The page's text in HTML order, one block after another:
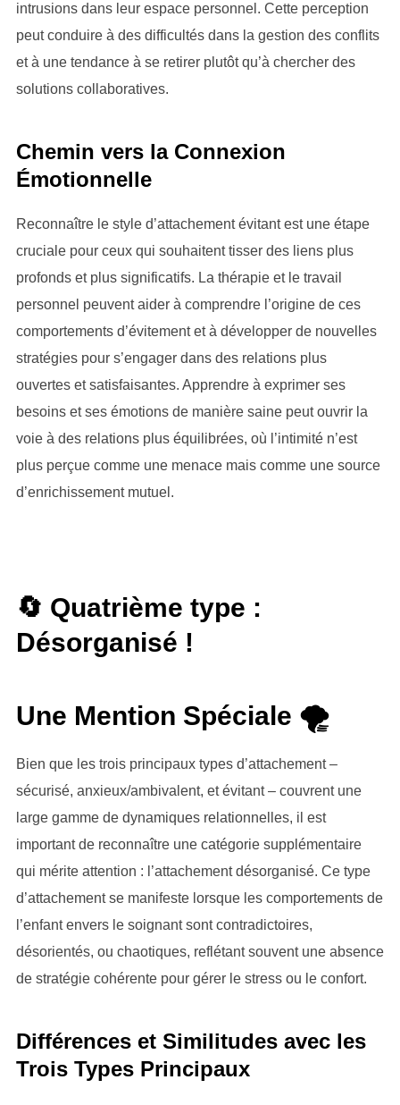
intrusions dans leur espace personnel. Cette perception
peut conduire à des difficultés dans la gestion des conflits
et à une tendance à se retirer plutôt qu’à chercher des
solutions collaboratives.
Chemin vers la Connexion
Émotionnelle
Reconnaître le style d’attachement évitant est une étape
cruciale pour ceux qui souhaitent tisser des liens plus
profonds et plus significatifs. La thérapie et le travail
personnel peuvent aider à comprendre l’origine de ces
comportements d’évitement et à développer de nouvelles
stratégies pour s’engager dans des relations plus
ouvertes et satisfaisantes. Apprendre à exprimer ses
besoins et ses émotions de manière saine peut ouvrir la
voie à des relations plus équilibrées, où l’intimité n’est
plus perçue comme une menace mais comme une source
d’enrichissement mutuel.
🔄 Quatrième type :
Désorganisé !
Une Mention Spéciale 🌪️
Bien que les trois principaux types d’attachement –
sécurisé, anxieux/ambivalent, et évitant – couvrent une
large gamme de dynamiques relationnelles, il est
important de reconnaître une catégorie supplémentaire
qui mérite attention : l’attachement désorganisé. Ce type
d’attachement se manifeste lorsque les comportements de
l’enfant envers le soignant sont contradictoires,
désorientés, ou chaotiques, reflétant souvent une absence
de stratégie cohérente pour gérer le stress ou le confort.
Différences et Similitudes avec les
Trois Types Principaux